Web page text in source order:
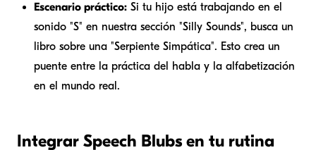
Escenario práctico: Si tu hijo está trabajando en el
sonido "S" en nuestra sección "Silly Sounds", busca un
libro sobre una "Serpiente Simpática". Esto crea un
puente entre la práctica del habla y la alfabetización
en el mundo real.
Integrar Speech Blubs en tu rutina